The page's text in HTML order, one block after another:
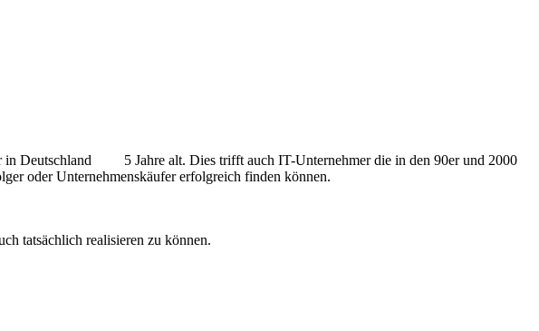
in Deutschland 5 Jahre alt. Dies trifft auch IT-Unternehmer die in den 90er und 2000
oder Unternehmenskäufer erfolgreich finden können.
tatsächlich realisieren zu können.